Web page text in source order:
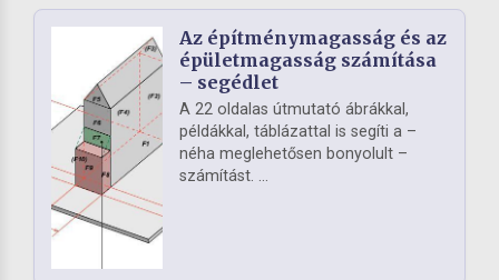
Az építménymagasság és az
épületmagasság számítása
– segédlet
A 22 oldalas útmutató ábrákkal,
példákkal, táblázattal is segíti a –
néha meglehetősen bonyolult –
számítást. ...